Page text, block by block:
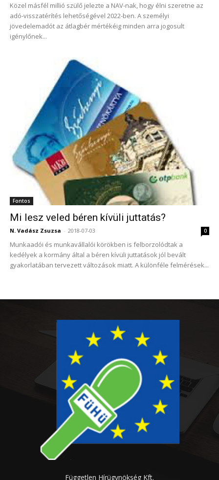
Közel másfél millió szülő jelezte a NAV-nak, hogy élni szeretne az
adó-visszatérítés lehetőségével 2022-ben. A személyi
jövedelemadót az átlagbér mértékéig minden arra jogosult
igénylőnek...
Fontos
Mi lesz veled béren kívüli juttatás?
N. Vadász Zsuzsa - 2018-07-03 0
Munkaadói és munkavállalói körökben is felborzolódtak a
kedélyek a kormány által a béren kívüli juttatások jól bevált
gyakorlatában tervezett változások miatt. A különféle felmérések...
Független Hírügynökség Kft.